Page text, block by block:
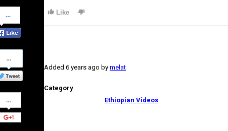
on
Facebook
Share
on
Twitter
Share
on
Google+
Like
Added 6 years ago by melat
Category
Ethiopian Videos